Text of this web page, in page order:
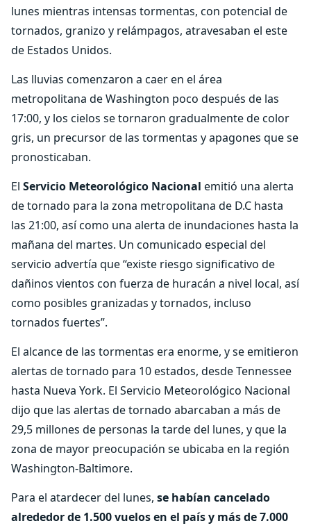
lunes mientras intensas tormentas, con potencial de
tornados, granizo y relámpagos, atravesaban el este
de Estados Unidos.
Las lluvias comenzaron a caer en el área
metropolitana de Washington poco después de las
17:00, y los cielos se tornaron gradualmente de color
gris, un precursor de las tormentas y apagones que se
pronosticaban.
El Servicio Meteorológico Nacional emitió una alerta
de tornado para la zona metropolitana de D.C hasta
las 21:00, así como una alerta de inundaciones hasta la
mañana del martes. Un comunicado especial del
servicio advertía que “existe riesgo significativo de
dañinos vientos con fuerza de huracán a nivel local, así
como posibles granizadas y tornados, incluso
tornados fuertes”.
El alcance de las tormentas era enorme, y se emitieron
alertas de tornado para 10 estados, desde Tennessee
hasta Nueva York. El Servicio Meteorológico Nacional
dijo que las alertas de tornado abarcaban a más de
29,5 millones de personas la tarde del lunes, y que la
zona de mayor preocupación se ubicaba en la región
Washington-Baltimore.
Para el atardecer del lunes, se habían cancelado
alrededor de 1.500 vuelos en el país y más de 7.000